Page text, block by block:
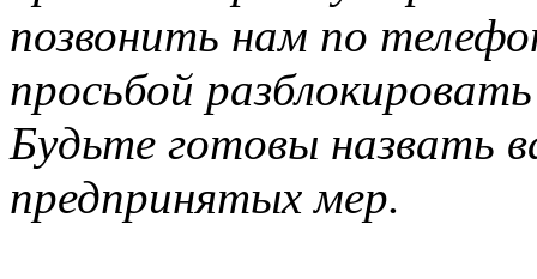
позвонить нам по
просьбой
Будьте готовы назвать
предпринятых мер.